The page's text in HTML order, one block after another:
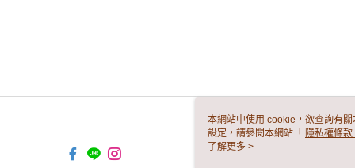
本網站中使用 cookie，欲查詢有
設定，請參閱本網站「 隱私權條款
使用 cookie。
了解更多 >